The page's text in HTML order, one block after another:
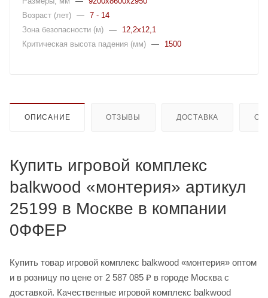
Возраст (лет) — 7 - 14
Зона безопасности (м) —
12,2x12,1
Критическая высота падения (мм) — 1500
ОПИСАНИЕ ОТЗЫВЫ ДОСТАВКА
Купить игровой комплекс
balkwood «монтерия» артикул
25199 в Москве в компании
0ФФЕР
Купить товар игровой комплекс balkwood «монтерия» оптом
и в розницу по цене от 2 587 085 ₽ в городе Москва с
доставкой. Качественные игровой комплекс balkwood